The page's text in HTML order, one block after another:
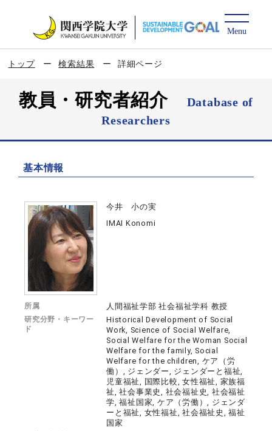
トップ 検索結果 詳細ページ
教員・研究者紹介
Database of
Researchers
基本情報
今井 小の実
IMAI Konomi
所属 人間福祉学部 社会福祉学科 教授
研究分野・キーワー
ド
Historical Development of Social
Work, Science of Social Welfare,
Social Welfare for the Woman Social
Welfare for the family, Social
Welfare for the children, ケア（労
働）, ジェンダー, ジェンダーと福祉,
児童福祉, 国際比較, 女性福祉, 家族福
祉, 社会事業史, 社会福祉史, 社会福祉
学, 福祉国家, ケア（労働）, ジェンダ
ーと福祉, 女性福祉, 社会福祉史, 福祉
国家